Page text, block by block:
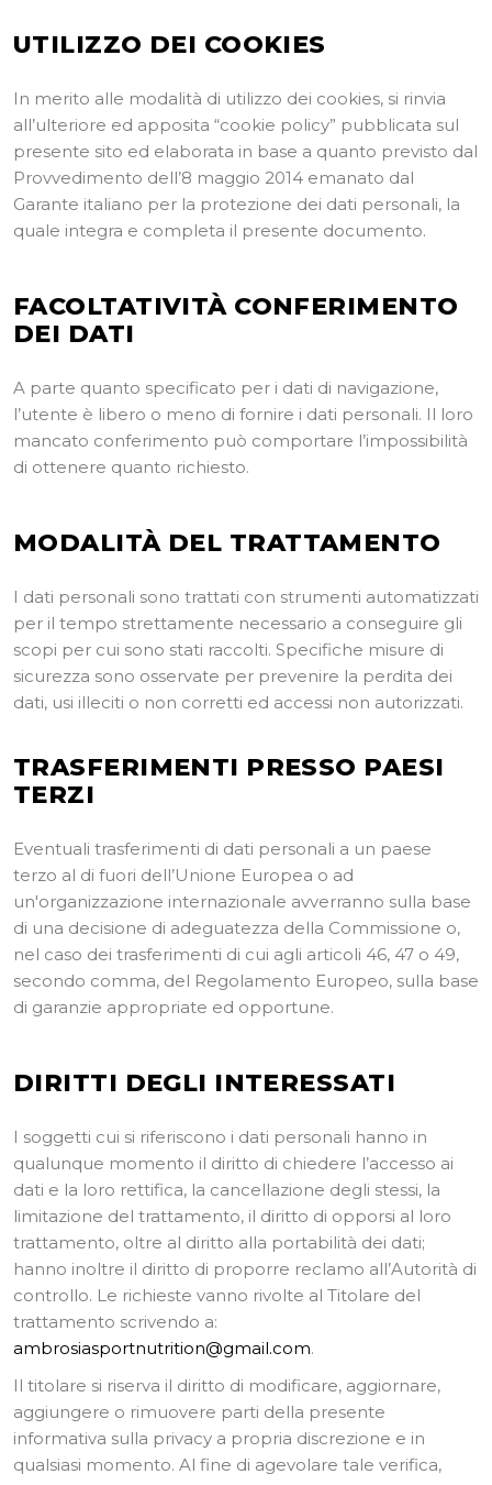
UTILIZZO DEI COOKIES
In merito alle modalità di utilizzo dei cookies, si rinvia
all’ulteriore ed apposita “cookie policy” pubblicata sul
presente sito ed elaborata in base a quanto previsto dal
Provvedimento dell’8 maggio 2014 emanato dal
Garante italiano per la protezione dei dati personali, la
quale integra e completa il presente documento.
FACOLTATIVITÀCONFERIMENTO
DEI DATI
A parte quanto specificato per i dati di navigazione,
l’utente è libero o meno di fornire i dati personali. Il loro
mancato conferimento può comportare l’impossibilità
di ottenere quanto richiesto.
MODALITÀDEL TRATTAMENTO
I dati personali sono trattati con strumenti automatizzati
per il tempo strettamente necessario a conseguire gli
scopi per cui sono stati raccolti. Specifiche misure di
sicurezza sono osservate per prevenire la perdita dei
dati, usi illeciti o non corretti ed accessi non autorizzati.
TRASFERIMENTI PRESSO PAESI
TERZI
Eventuali trasferimenti di dati personali a un paese
terzo al di fuori dell’Unione Europea o ad
un'organizzazione internazionale avverranno sulla base
di una decisione di adeguatezza della Commissione o,
nel caso dei trasferimenti di cui agli articoli 46, 47 o 49,
secondo comma, del Regolamento Europeo, sulla base
di garanzie appropriate ed opportune.
DIRITTI DEGLI INTERESSATI
I soggetti cui si riferiscono i dati personali hanno in
qualunque momento il diritto di chiedere l’accesso ai
dati e la loro rettifica, la cancellazione degli stessi, la
limitazione del trattamento, il diritto di opporsi al loro
trattamento, oltre al diritto alla portabilità dei dati;
hanno inoltre il diritto di proporre reclamo all’Autorità di
controllo. Le richieste vanno rivolte al Titolare del
trattamento scrivendo a:
ambrosiasportnutrition@gmail.com.
Il titolare si riserva il diritto di modificare, aggiornare,
aggiungere o rimuovere parti della presente
informativa sulla privacy a propria discrezione e in
qualsiasi momento. Al fine di agevolare tale verifica,